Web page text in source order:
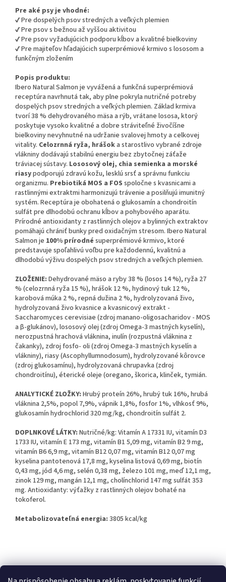
Pre aké psy je vhodné:
✔ Pre dospelých psov stredných a veľkých plemien
✔ Pre psov s bežnou až vyššou aktivitou
✔ Pre psov vyžadujúcich podporu kĺbov a kvalitné bielkoviny
✔ Pre majiteľov hľadajúcich superprémiové krmivo s lososom a
funkčným zložením
Popis produktu:
Ibero Natural Salmon je vyvážená a funkčná superprémiová
receptúra navrhnutá tak, aby plne pokryla nutričné potreby
dospelých psov stredných a veľkých plemien. Základ krmiva
tvorí 38 % dehydrovaného mäsa a rýb, vrátane lososa, ktorý
poskytuje vysoko kvalitné a dobre stráviteľné živočíšne
bielkoviny nevyhnutné na udržanie svalovej hmoty a celkovej
vitality. Celozrnná ryža, hrášoka starostlivo vybrané zdroje
vlákniny dodávajú stabilnú energiu bez zbytočnej záťaže
tráviacej sústavy. Lososový olej, chia semienka a morské
riasypodporujú zdravú kožu, lesklú srsť a správnu funkciu
organizmu. Prebiotiká MOS a FOS spoločne s kvasnicami a
rastlinnými extraktmi harmonizujú trávenie a posilňujú imunitný
systém. Receptúra je obohatená o glukosamín a chondroitín
sulfát pre dlhodobú ochranu kĺbov a pohybového aparátu.
Prírodné antioxidanty z rastlinných olejov a bylinných extraktov
pomáhajú chrániť bunky pred oxidačným stresom. Ibero Natural
Salmon je 100% prírodné superprémiové krmivo, ktoré
predstavuje spoľahlivú voľbu pre každodennú, kvalitnú a
dlhodobú výživu dospelých psov stredných a veľkých plemien.
ZLOŽENIE: Dehydrované mäso a ryby 38 % (losos 14 %), ryža 27
% (celozrnná ryža 15 %), hrášok 12 %, hydinový tuk 12 %,
karobová múka 2 %, repná dužina 2 %, hydrolyzovaná živo,
hydrolyzovaná živo kvasnice a kvasnicový extrakt -
Saccharomyces cerevisiae (zdroj manano-oligosacharidov - MOS
a β-glukánov), lososový olej (zdroj Omega-3 mastných kyselín),
nerozpustná hrachová vláknina, inulín (rozpustná vláknina z
čakanky), zdroj fosfo- oli (zdroj Omega-3 mastných kyselín a
vlákniny), riasy (Ascophyllumnodosum), hydrolyzované kôrovce
(zdroj glukosamínu), hydrolyzovaná chrupavka (zdroj
chondroitínu), éterické oleje (oregano, škorica, klinček, tymián.
ANALYTICKÉ ZLOŽKY: Hrubý proteín 26%, hrubý tuk 16%, hrubá
vláknina 2,5%, popol 7,9%, vápnik 1,8%, fosfor 1%, vlhkosť 9%,
glukosamín hydrochlorid 320 mg/kg, chondroitín sulfát 2.
DOPLNKOVÉ LÁTKY: Nutričné/kg: Vitamín A 17331 IU, vitamín D3
1733 IU, vitamín E 173 mg, vitamín B1 5,09 mg, vitamín B2 9 mg,
vitamín B6 6,9 mg, vitamín B12 0,07 mg, vitamín B12 0,07 mg
kyselina pantotenová 17,8 mg, kyselina listová 0,69 mg, biotín
0,43 mg, jód 4,6 mg, selén 0,38 mg, železo 101 mg, meď 12,1 mg,
zinok 129 mg, mangán 12,1 mg, cholínchlorid 147 mg sulfát 353
mg. Antioxidanty: výťažky z rastlinných olejov bohaté na
tokoferol.
Metabolizovateľná energia: 3805 kcal/kg
á